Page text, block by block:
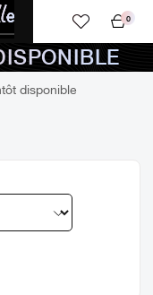
panier
0
disponible